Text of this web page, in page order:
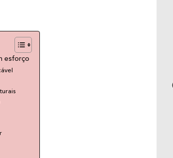
esforço
DO BEIJO: CURIOSIDADES E O PODER
DESSE GESTO QUE DIZ MUITO
por trás desse gesto tão simples… e